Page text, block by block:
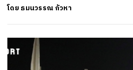
โดย ธมนวรรณ กัวหา